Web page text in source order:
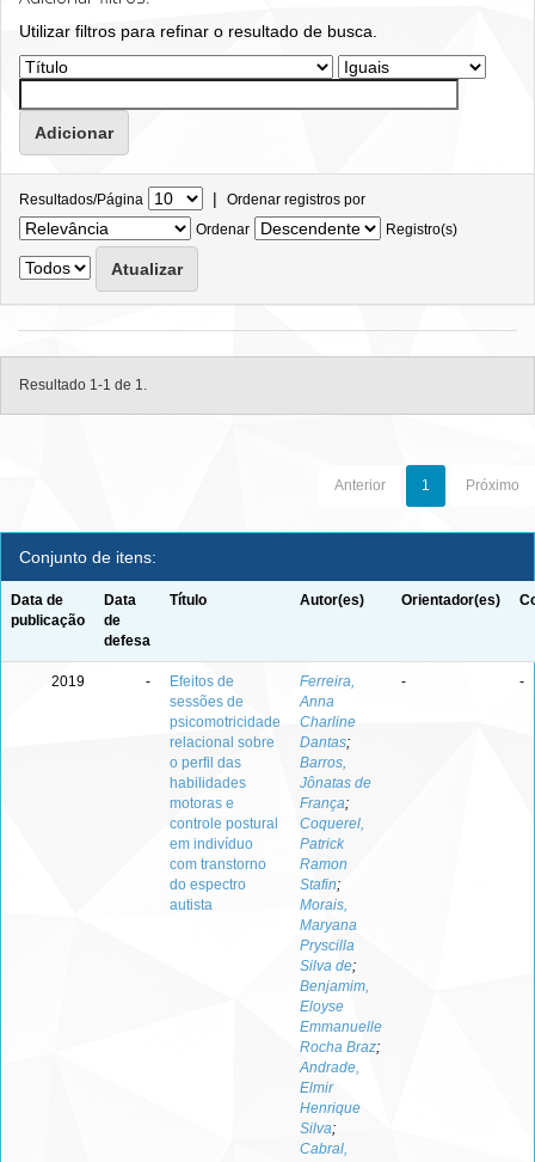
Utilizar filtros para refinar o resultado de busca.
Resultados/Página | Ordenar registros por
Ordenar
Registro(s)
Resultado 1-1 de 1.
Anterior 1 Próximo
Conjunto de itens:
Data de
publicação
Data
de
defesa
Título Autor(es) Orientador(es)
2019 -
Efeitos de
sessões de
psicomotricidade
relacional sobre
o perfil das
habilidades
motoras e
controle postural
em indivíduo
com transtorno
do espectro
autista
Ferreira,
Anna
Charline
Dantas;
Barros,
Jônatas de
França;
Coquerel,
Patrick
Ramon
Stafin;
Morais,
Maryana
Pryscilla
Silva de;
Benjamim,
Eloyse
Emmanuelle
Rocha Braz;
Andrade,
Elmir
Henrique
Silva;
Cabral,
- -